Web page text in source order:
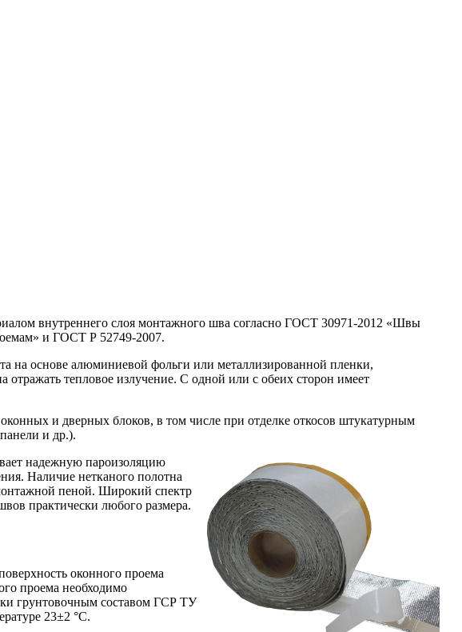
внутреннего слоя монтажного шва согласно ГОСТ 30971-2012 «Швы
и ГОСТ Р 52749-2007.
на основе алюминиевой фольги или металлизированной пленки,
тепловое излучение. С одной или с обеих сторон имеет
и дверных блоков, в том числе при отделке откосов штукатурным
и др.).
надежную пароизоляцию
Наличие нетканого полотна
пеной. Широкий спектр
практически любого размера.
оконного проема
проема необходимо
грунтовочным составом ГСР ТУ
23±2 °С.